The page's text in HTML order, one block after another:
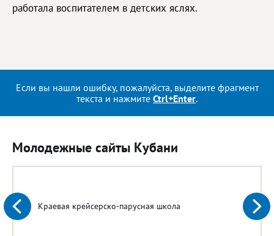
работала воспитателем в детских яслях.
Если вы нашли ошибку, пожалуйста, выделите фрагмент
текста и нажмите Ctrl+Enter.
Молодежные сайты Кубани
Краевая крейсерско-парусная школа